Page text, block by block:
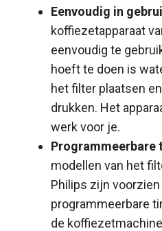
Eenvoudig in
koffiezetapparaat
eenvoudig te
hoeft te doen is
het filter plaatsen
drukken. Het
werk voor je.
Programmeerbare
modellen van het
Philips zijn voorzien
programmeerbare
de